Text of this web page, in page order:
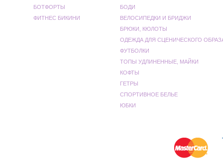
БОТФОРТЫ
ФИТНЕС БИКИНИ
БОДИ
ВЕЛОСИПЕДКИ И БРИДЖИ
БРЮКИ, КЮЛОТЫ
ОДЕЖДА ДЛЯ СЦЕНИЧЕСКОГО
ФУТБОЛКИ
ТОПЫ УДЛИНЕННЫЕ, МАЙКИ
КОФТЫ
ГЕТРЫ
СПОРТИВНОЕ БЕЛЬЕ
ЮБКИ